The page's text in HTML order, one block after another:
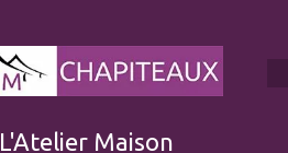
L'Atelier Maison